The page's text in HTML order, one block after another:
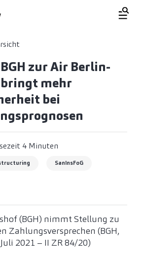
zur Air Berlin-
mehr
bei
4 Minuten
SanInsFoG
(BGH) nimmt Stellung zu
Zahlungsversprechen (BGH,
2021 – II ZR 84/20)